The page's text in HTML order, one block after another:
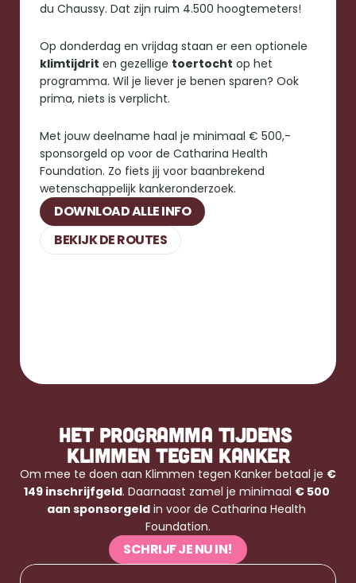
du Chaussy. Dat zijn ruim 4.500 hoogtemeters!
klimtijdrit en gezellige toertocht op het
programma. Wil je liever je benen sparen? Ook
prima, niets is verplicht.
Met jouw deelname haal je minimaal € 500,-
sponsorgeld op voor de Catharina Health
Foundation. Zo fiets jij voor baanbrekend
wetenschappelijk kankeronderzoek.
DOWNLOAD ALLE INFO
BEKIJK DE ROUTES
HET PROGRAMMA TIJDENS
KLIMMEN TEGEN KANKER
Om mee te doen aan Klimmen tegen Kanker betaal je €
149 inschrijfgeld. Daarnaast zamel je minimaal € 500
aan sponsorgeld in voor de Catharina Health
Foundation.
SCHRIJF JE NU IN!